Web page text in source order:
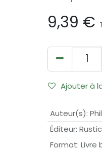
9,39 €
Ajouter à
Auteur(s):
Éditeur:
Format: Livre